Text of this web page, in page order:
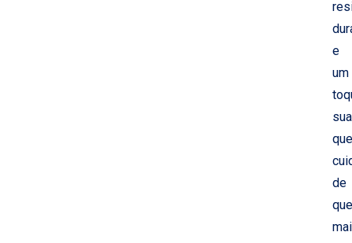
e
um
que
de